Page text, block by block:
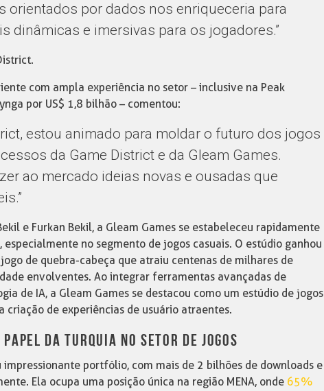
orientados por dados nos enriqueceria para
dinâmicas e imersivas para os jogadores.”
com ampla experiência no setor – inclusive na Peak
por US$ 1,8 bilhão – comentou:
estou animado para moldar o futuro dos jogos
da Game District e da Gleam Games.
ao mercado ideias novas e ousadas que
e Furkan Bekil, a Gleam Games se estabeleceu rapidamente
no segmento de jogos casuais. O estúdio ganhou
de quebra-cabeça que atraiu centenas de milhares de
envolventes. Ao integrar ferramentas avançadas de
de IA, a Gleam Games se destacou como um estúdio de jogos
de experiências de usuário atraentes.
PAPEL DA TURQUIA NO SETOR DE JOGOS
impressionante portfólio, com mais de 2 bilhões de downloads e
Ela ocupa uma posição única na região MENA, onde 65%